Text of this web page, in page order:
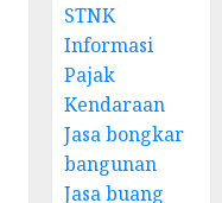
STNK
Informasi
Pajak
Kendaraan
Jasa bongkar
bangunan
Jasa buang